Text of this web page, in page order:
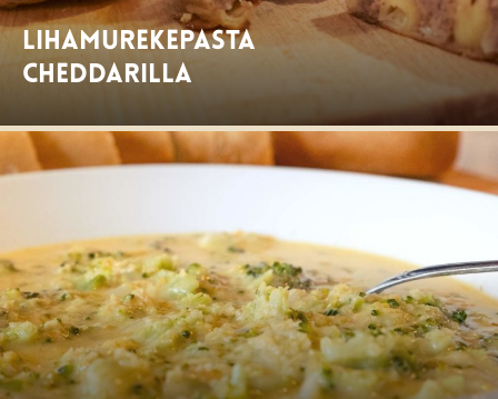
Lihamurekepasta
cheddarilla